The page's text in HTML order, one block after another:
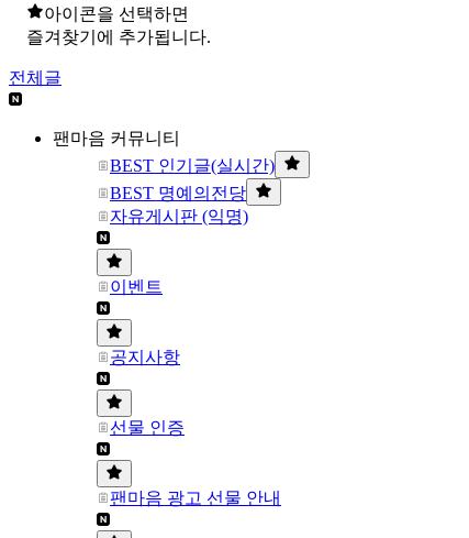
아이콘을 선택하면
즐겨찾기에 추가됩니다.
전체글
팬마음 커뮤니티
BEST 인기글(실시간)
BEST 명예의전당
자유게시판 (익명)
이벤트
공지사항
선물 인증
팬마음 광고 선물 안내